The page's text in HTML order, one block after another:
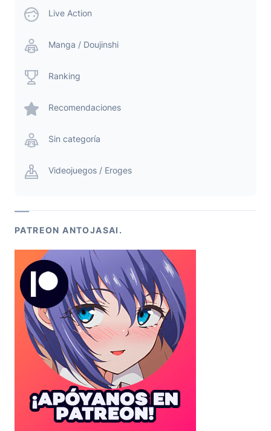
Live Action
Manga / Doujinshi
Ranking
Recomendaciones
Sin categoría
Videojuegos / Eroges
PATREON ANTOJASAI.